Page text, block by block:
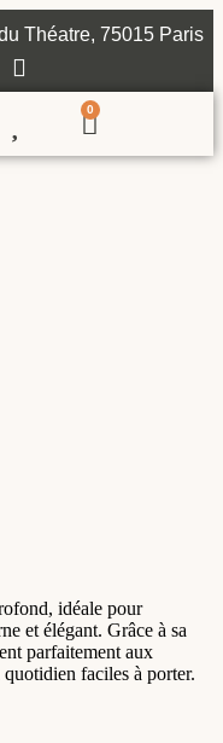
Théatre, 75015 Paris
0
idéale pour
et élégant. Grâce à sa
parfaitement aux
quotidien faciles à porter.